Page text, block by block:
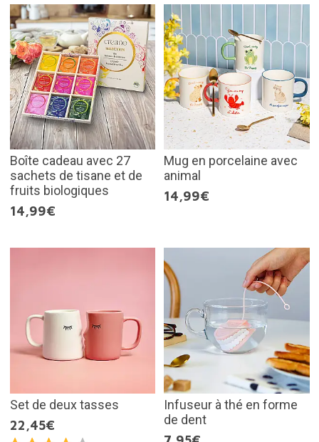
Boîte cadeau avec 27
sachets de tisane et de
fruits biologiques
14,99€
Mug en porcelaine avec
animal
14,99€
Set de deux tasses
22,45€
Infuseur à thé en forme
de dent